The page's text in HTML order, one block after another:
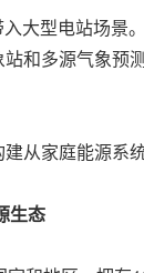
大型电站场景
和多源气象
从家庭能源系
生态